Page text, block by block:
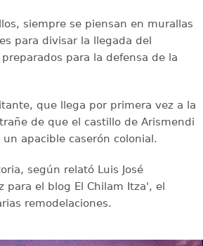
siempre se piensan en murallas
para divisar la llegada del
para la defensa de la
que llega por primera vez a la
de que el castillo de Arismendi
apacible caserón colonial.
según relató Luis José
para el blog El Chilam Itza', el
remodelaciones.